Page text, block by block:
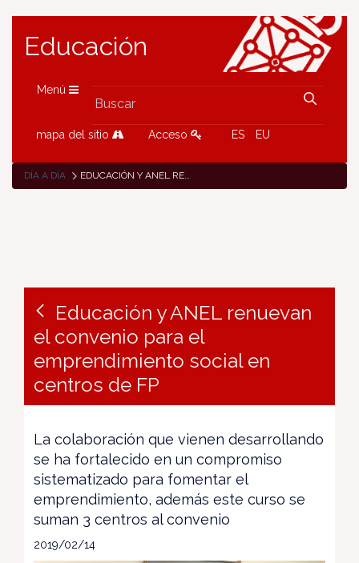
Educación
Menú
mapa del sitio Acceso ES EU
DÍA A DÍA EDUCACIÓN Y ANEL RENUEVAN EL CONVENIO PARA EL EMPRENDIMIENTO SOCIAL EN CENTROS DE FP
Educación y ANEL renuevan
el convenio para el
emprendimiento social en
centros de FP
La colaboración que vienen desarrollando
se ha fortalecido en un compromiso
sistematizado para fomentar el
emprendimiento, además este curso se
suman 3 centros al convenio
2019/02/14